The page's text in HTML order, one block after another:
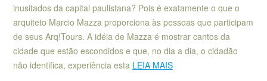
inusitados da capital paulistana? Pois é exatamente o que o
arquiteto Marcio Mazza proporciona às pessoas que participam
de seus Arq!Tours. A idéia de Mazza é mostrar cantos da
cidade que estão escondidos e que, no dia a dia, o cidadão
não identifica, experiência esta LEIA MAIS